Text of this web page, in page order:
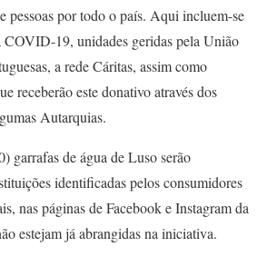
pessoas por todo o país. Aqui incluem-se
COVID-19, unidades geridas pela União
a rede Cáritas, assim como
receberão este donativo através dos
Autarquias.
garrafas de água de Luso serão
identificadas pelos consumidores
nas páginas de Facebook e Instagram da
estejam já abrangidas na iniciativa.